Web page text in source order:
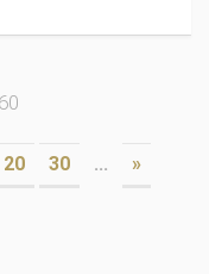
20 30 ... »